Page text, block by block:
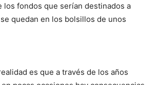
los fondos que serían destinados a
quedan en los bolsillos de unos
es que a través de los años